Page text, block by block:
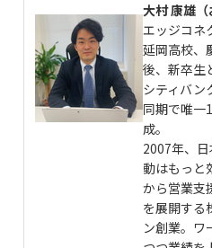
大村 康雄（
エッジコネ
延岡高校、
後、新卒生
シティバン
同期で唯一
成。
2007年、
動はもっと
から営業支
を展開する
ン創業。ワ